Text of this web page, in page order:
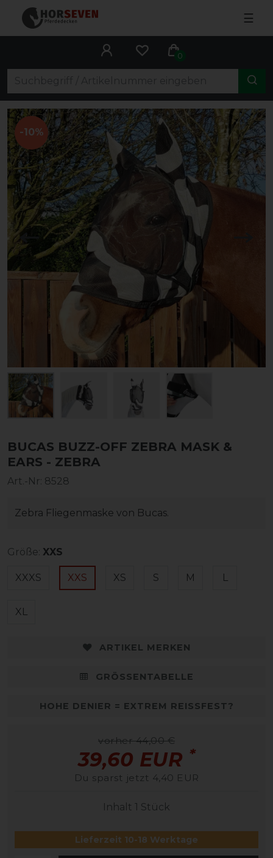
☰
0
-10%
BUCAS BUZZ-OFF ZEBRA MASK &
EARS - ZEBRA
Art.-Nr: 8528
Zebra Fliegenmaske von Bucas.
Größe: XXS
XXXS XXS XS S M L
XL
ARTIKEL MERKEN
GRÖSSENTABELLE
HOHE DENIER = EXTREM REISSFEST?
vorher 44,00 €
39,60 EUR *
Du sparst jetzt 4,40 EUR
Inhalt 1 Stück
Lieferzeit 10-18 Werktage